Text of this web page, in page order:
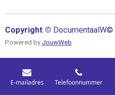
Copyright © DocumentaalW©
Powered by JouwWeb
E-mailadres Telefoonnummer